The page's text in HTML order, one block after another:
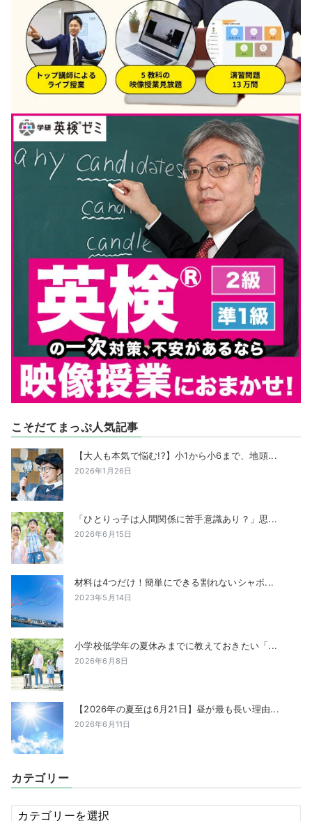
こそだてまっぷ人気記事
【大人も本気で悩む!?】小1から小6まで、地頭...
2026年1月26日
「ひとりっ子は人間関係に苦手意識あり？」思...
2026年6月15日
材料は4つだけ！簡単にできる割れないシャボ...
2023年5月14日
小学校低学年の夏休みまでに教えておきたい「...
2026年6月8日
【2026年の夏至は6月21日】昼が最も長い理由...
2026年6月11日
カテゴリー
カ